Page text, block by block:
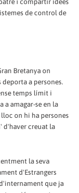
de control de
Bretanya on
a persones.
temps límit i
a amagar-se en la
on hi ha persones
d'haver creuat la
la seva
d'Estrangers
que ja